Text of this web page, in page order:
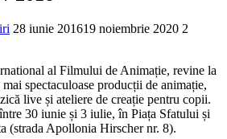
28 iunie 201619 noiembrie 2020 2
al Filmului de Animație, revine la
spectaculoase producții de animație,
live și ateliere de creație pentru copii.
30 iunie și 3 iulie, în Piața Sfatului și
(strada Apollonia Hirscher nr. 8).